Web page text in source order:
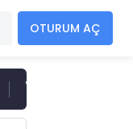
OTURUM AÇ
377,25 USD
Gemi Söküm